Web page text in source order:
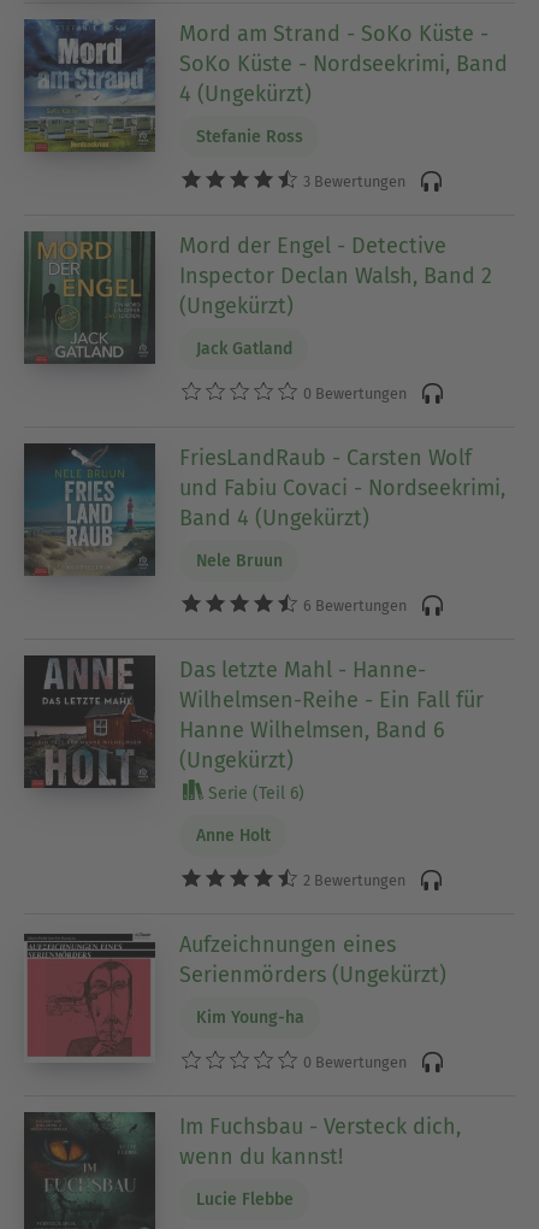
Mord am Strand - SoKo Küste -
SoKo Küste - Nordseekrimi, Band
4 (Ungekürzt)
Stefanie Ross
3 Bewertungen
Mord der Engel - Detective
Inspector Declan Walsh, Band 2
(Ungekürzt)
Jack Gatland
0 Bewertungen
FriesLandRaub - Carsten Wolf
und Fabiu Covaci - Nordseekrimi,
Band 4 (Ungekürzt)
Nele Bruun
6 Bewertungen
Das letzte Mahl - Hanne-
Wilhelmsen-Reihe - Ein Fall für
Hanne Wilhelmsen, Band 6
(Ungekürzt)
Serie (Teil 6)
Anne Holt
2 Bewertungen
Aufzeichnungen eines
Serienmörders (Ungekürzt)
Kim Young-ha
0 Bewertungen
Im Fuchsbau - Versteck dich,
wenn du kannst!
Lucie Flebbe